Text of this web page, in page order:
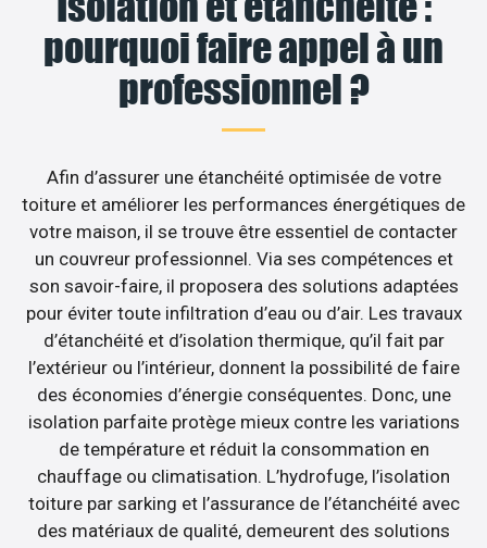
pourquoi faire appel à un
professionnel ?
Afin d’assurer une étanchéité optimisée de votre
toiture et améliorer les performances énergétiques de
votre maison, il se trouve être essentiel de contacter
un couvreur professionnel. Via ses compétences et
son savoir-faire, il proposera des solutions adaptées
pour éviter toute infiltration d’eau ou d’air. Les travaux
d’étanchéité et d’isolation thermique, qu’il fait par
l’extérieur ou l’intérieur, donnent la possibilité de faire
des économies d’énergie conséquentes. Donc, une
isolation parfaite protège mieux contre les variations
de température et réduit la consommation en
chauffage ou climatisation. L’hydrofuge, l’isolation
toiture par sarking et l’assurance de l’étanchéité avec
des matériaux de qualité, demeurent des solutions